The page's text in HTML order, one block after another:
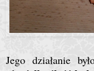
Jego działanie